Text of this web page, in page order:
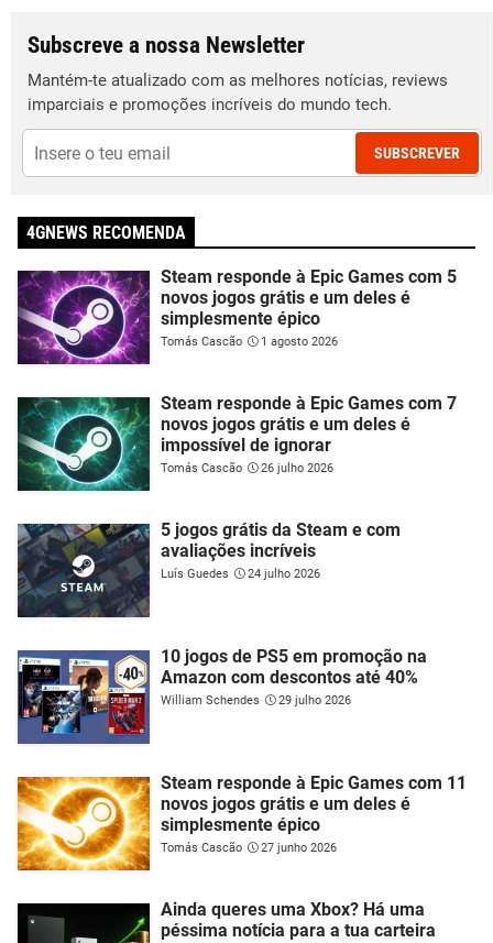
Subscreve a nossa Newsletter
Mantém-te atualizado com as melhores notícias, reviews
imparciais e promoções incríveis do mundo tech.
SUBSCREVER
4GNEWS RECOMENDA
Steam responde à Epic Games com 5
novos jogos grátis e um deles é
simplesmente épico
Tomás Cascão 1 agosto 2026
Steam responde à Epic Games com 7
novos jogos grátis e um deles é
impossível de ignorar
Tomás Cascão 26 julho 2026
5 jogos grátis da Steam e com
avaliações incríveis
Luís Guedes 24 julho 2026
10 jogos de PS5 em promoção na
Amazon com descontos até 40%
William Schendes 29 julho 2026
Steam responde à Epic Games com 11
novos jogos grátis e um deles é
simplesmente épico
Tomás Cascão 27 junho 2026
Ainda queres uma Xbox? Há uma
péssima notícia para a tua carteira